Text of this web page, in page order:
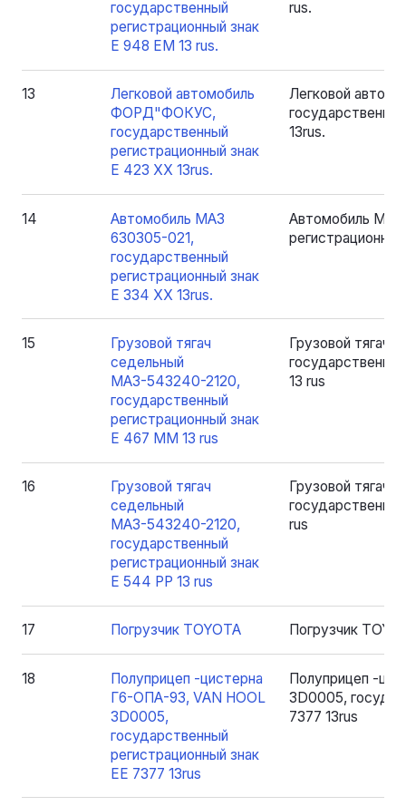
государственный
регистрационный знак
Е 948 ЕМ 13 rus.
rus.
13
Легковой автомобиль
ФОРД"ФОКУС,
государственный
регистрационный знак
Е 423 XX 13rus.
Легковой
13rus.
14
Автомобиль МАЗ
630305-021,
государственный
регистрационный знак
Е 334 ХХ 13rus.
Автомобиль МАЗ
15
Грузовой тягач
седельный
МАЗ-543240-2120,
государственный
регистрационный знак
Е 467 ММ 13 rus
Грузовой тягач
13 rus
16
Грузовой тягач
седельный
МАЗ-543240-2120,
государственный
регистрационный знак
Е 544 РР 13 rus
Грузовой тягач
rus
17 Погрузчик TOYOTA Погрузчик
18
Полуприцеп -цистерна
Г6-ОПА-93, VAN HOOL
3D0005,
государственный
регистрационный знак
ЕЕ 7377 13rus
Полуприцеп -
3D0005,
7377 13rus